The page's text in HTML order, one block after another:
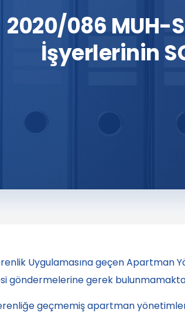
2020/086 MUH-
İşyerlerinin
Uygulamasına geçen Apartman
göndermelerine gerek
geçmemiş apartman